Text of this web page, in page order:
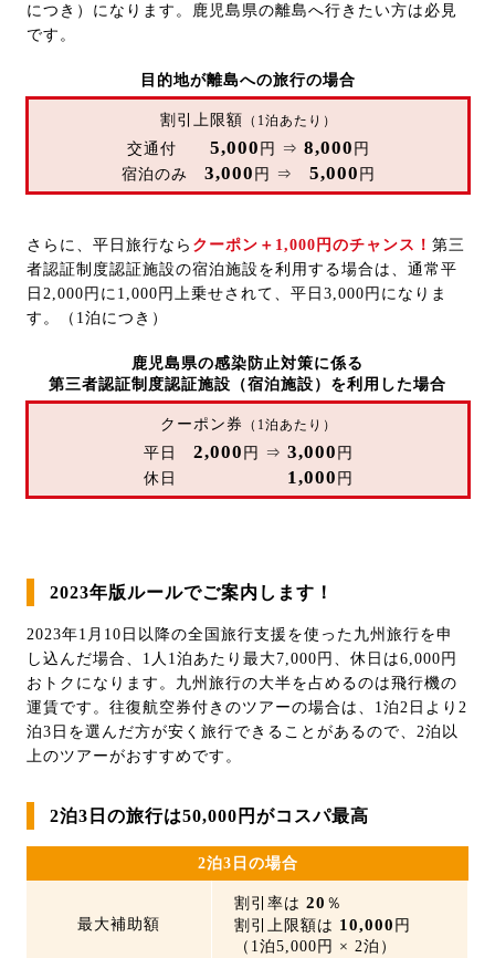
につき）になります。鹿児島県の離島へ行きたい方は必見
です。
目的地が離島への旅行の場合
割引上限額 （1泊あたり）
交通付 5,000 円 ⇒ 8,000 円
宿泊のみ 3,000 円 ⇒ 5,000 円
さらに、平日旅行なら クーポン＋1,000円のチャンス！ 第三
者認証制度認証施設の宿泊施設を利用する場合は、通常平
日2,000円に1,000円上乗せされて、平日3,000円になりま
す。（1泊につき）
鹿児島県の感染防止対策に係る
第三者認証制度認証施設（宿泊施設）を利用した場合
クーポン券 （1泊あたり）
平日 2,000 円 ⇒ 3,000 円
休日 1,000 円
2023年版ルールでご案内します！
2023年1月10日以降の全国旅行支援を使った九州旅行を申
し込んだ場合、1人1泊あたり最大7,000円、休日は6,000円
おトクになります。九州旅行の大半を占めるのは飛行機の
運賃です。往復航空券付きのツアーの場合は、1泊2日より2
泊3日を選んだ方が安く旅行できることがあるので、2泊以
上のツアーがおすすめです。
2泊3日の旅行は50,000円がコスパ最高
2泊3日の場合
最大補助額
割引率は 20 ％
割引上限額は 10,000 円
（1泊5,000円 × 2泊）